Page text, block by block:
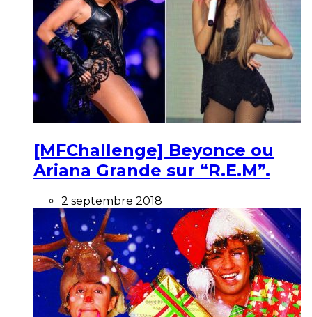
[MFChallenge] Beyonce ou
Ariana Grande sur “R.E.M”.
2 septembre 2018